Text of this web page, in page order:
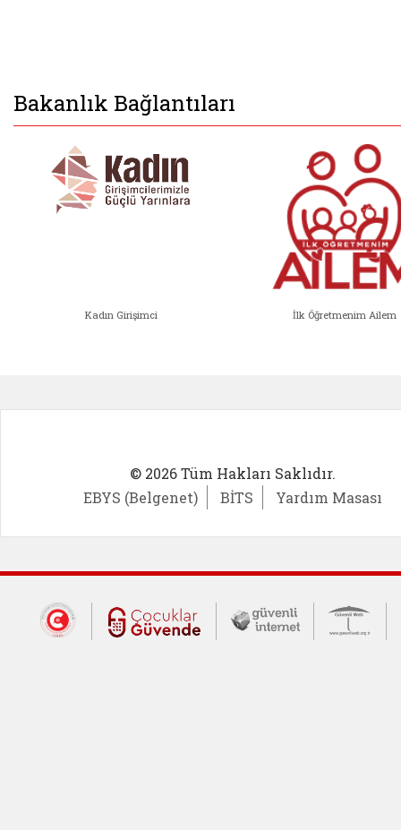
Bakanlık Bağlantıları
Kadın Girişimci İlk Öğretmenim Ailem
© 2026 Tüm Hakları Saklıdır.
EBYS (Belgenet)
BİTS Yardım Masası
Dış Bağlantılar
Cumhurbaşkanlığı İletişim Merkezi
Çocuklar Güvende (yeni
Güvenli